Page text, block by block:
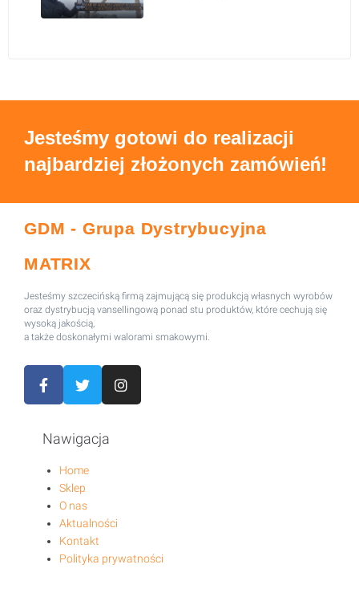
Jesteśmy gotowi do realizacji
najbardziej złożonych zamówień!
GDM - Grupa Dystrybucyjna
MATRIX
Jesteśmy szczecińską firmą zajmującą się produkcją własnych wyrobów
oraz dystrybucją vansellingową ponad stu produktów, które cechują się
wysoką jakością,
a także doskonałymi walorami smakowymi.
Nawigacja
Home
Sklep
O nas
Aktualności
Kontakt
Polityka prywatności